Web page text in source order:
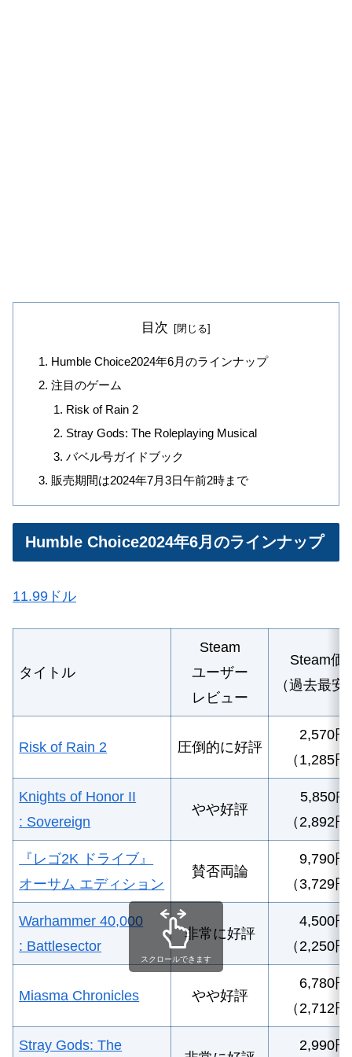
目次
Humble Choice2024年6月のラインナップ
注目のゲーム
Risk of Rain 2
Stray Gods: The Roleplaying Musical
バベル号ガイドブック
販売期間は2024年7月3日午前2時まで
Humble Choice2024年6月のラインナップ
11.99ドル
タイトル
Steam
ユーザー
レビュー
Steam価
（過去最安
Risk of Rain 2 圧倒的に好評
2,570円
（1,285
Knights of Honor II
: Sovereign
やや好評
5,850円
（2,892
『レゴ2K ドライブ』
オーサム エディション
賛否両論
9,790円
（3,729
Warhammer 40,000
: Battlesector
非常に好評
4,500円
（2,250
Miasma Chronicles やや好評
6,780円
（2,712
Stray Gods: The
2,990円
スクロールできます